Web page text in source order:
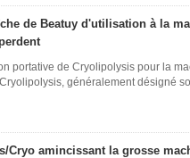
de Beatuy d'utilisation à la
portative de Cryolipolysis pour la
généralement désigné
Cryo amincissant la grosse